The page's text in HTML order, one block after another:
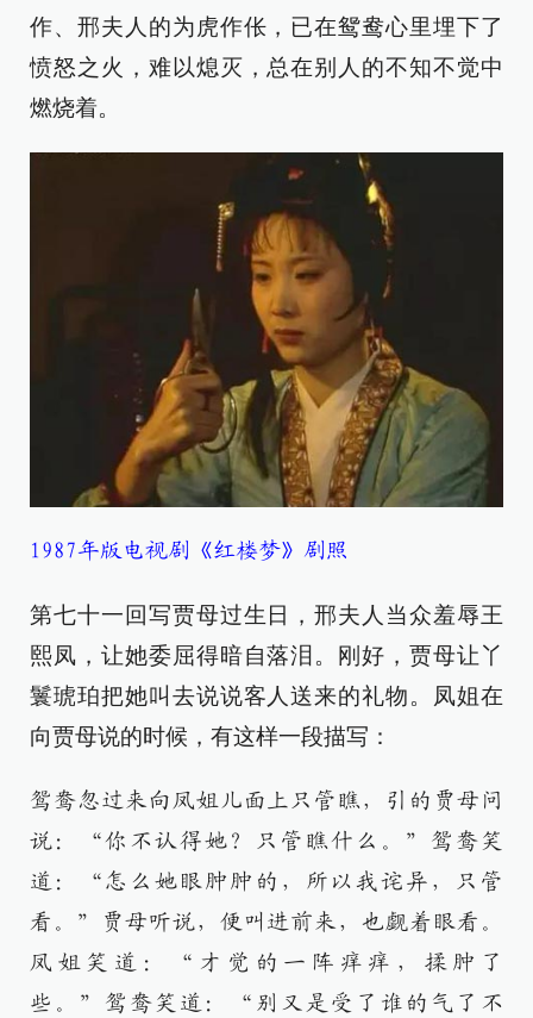
作、邢夫人的为虎作伥，已在鸳鸯心里埋下了
愤怒之火，难以熄灭，总在别人的不知不觉中
燃烧着。
1987年版电视剧《红楼梦》剧照
第七十一回写贾母过生日，邢夫人当众羞辱王
熙凤，让她委屈得暗自落泪。刚好，贾母让丫
鬟琥珀把她叫去说说客人送来的礼物。凤姐在
向贾母说的时候，有这样一段描写：
鸳鸯忽过来向凤姐儿面上只管瞧，引的贾母问
说：“你不认得她？只管瞧什么。”鸳鸯笑
道：“怎么她眼肿肿的，所以我诧异，只管
看。”贾母听说，便叫进前来，也觑着眼看。
凤姐笑道：“才觉的一阵痒痒，揉肿了
些。”鸳鸯笑道：“别又是受了谁的气了不